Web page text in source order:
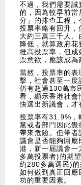
不過，我們需要誠
的，因為較早前
分」的排查工程，
投票率略有回升，
大約三萬三千人
降低，就算政府
推高投票率，但成
票意欲，應該成為
當然，投票率的表
擊，社會甚至一度
仍有超過130萬市
看，顯示香港社會
快選出新議會，才
投票率有31.9%，
黨或者部門因此覺
帶來危險。但筆者
議會是否能夠回應
港，新一屆議會
多萬投票者)的期
約280多萬選民)
如何做到真正回應
功的重要因素。